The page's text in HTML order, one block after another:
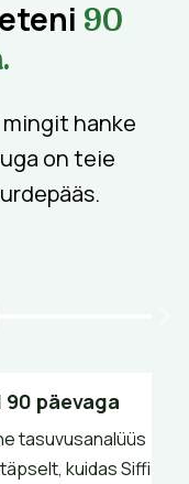
90
hanke
on teie
päevaga
kuidas Siffi